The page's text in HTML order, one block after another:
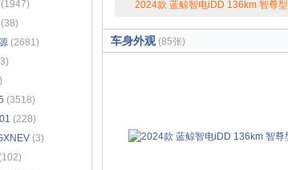
(1947)
(38)
(2681)
(3518)
(228)
(3)
2024款 蓝鲸智电iDD 136km 智尊型
车身外观(85张)